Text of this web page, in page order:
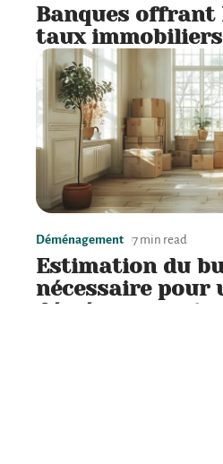
Banques offrant
taux immobiliers
Déménagement 7 min read
Estimation du
nécessaire pour
déménagement